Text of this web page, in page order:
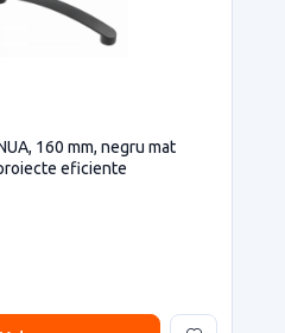
160 mm, negru mat
eficiente